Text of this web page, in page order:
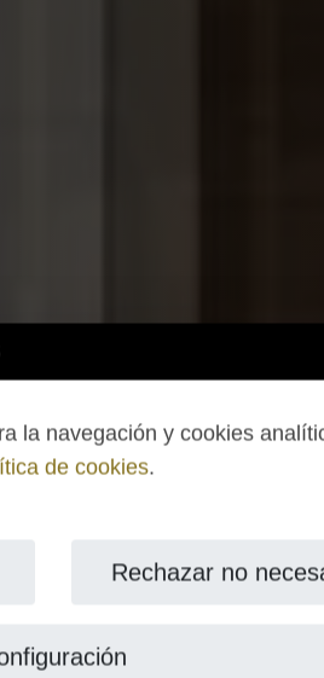
la navegación y cookies
de cookies.
Rechazar no